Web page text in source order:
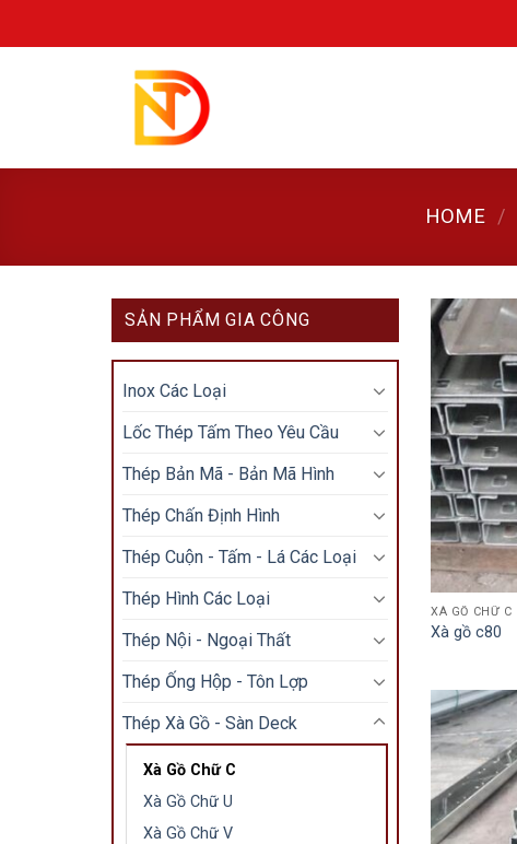
HOME /
SẢN PHẨM GIA CÔNG
Inox Các Loại
Lốc Thép Tấm Theo Yêu Cầu
Thép Bản Mã - Bản Mã Hình
Thép Chấn Định Hình
Thép Cuộn - Tấm - Lá Các Loại
Thép Hình Các Loại
Thép Nội - Ngoại Thất
Thép Ống Hộp - Tôn Lợp
Thép Xà Gồ - Sàn Deck
Xà Gồ Chữ C
Xà Gồ Chữ U
Xà Gồ Chữ V
XÀ GỒ CHỮ C
Xà gồ c80